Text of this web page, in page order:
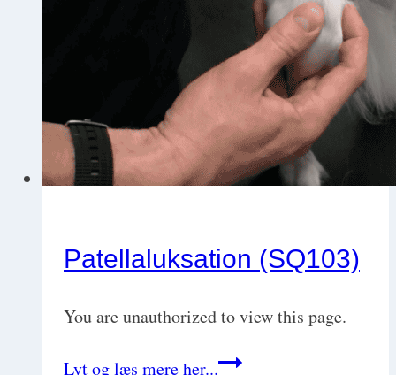
Patellaluksation (SQ103)
You are unauthorized to view this page.
Lyt og læs mere her...Patellaluksation